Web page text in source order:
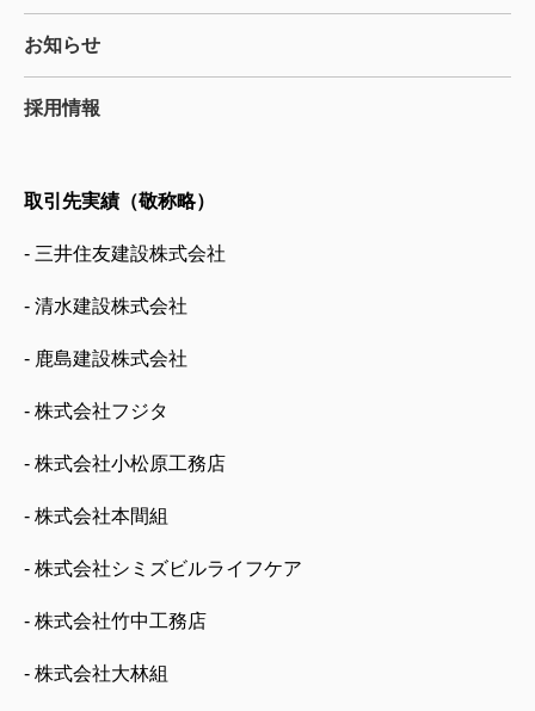
お知らせ
採用情報
取引先実績（敬称略）
- 三井住友建設株式会社
- 清水建設株式会社
- 鹿島建設株式会社
- 株式会社フジタ
- 株式会社小松原工務店
- 株式会社本間組
- 株式会社シミズビルライフケア
- 株式会社竹中工務店
- 株式会社大林組